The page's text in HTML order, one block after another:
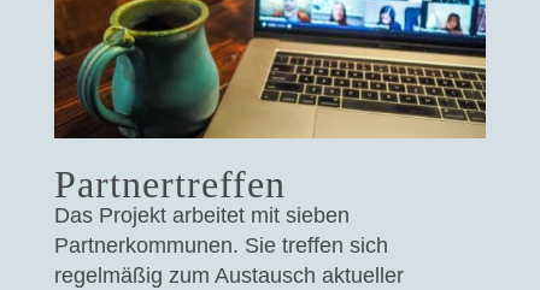
Partnertreffen
Das Projekt arbeitet mit sieben
Partnerkommunen. Sie treffen sich
regelmäßig zum Austausch aktueller